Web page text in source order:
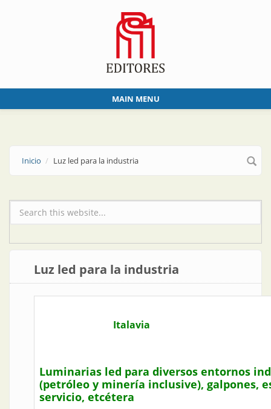
MAIN MENU
Inicio Luz led para la industria
Formulario de búsqueda
Luz led para la industria
Italavia
Luminarias led para diversos entornos
(petróleo y minería inclusive), galpones,
servicio, etcétera